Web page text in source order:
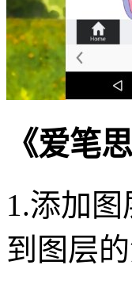
《爱笔
1.添加
到图层的